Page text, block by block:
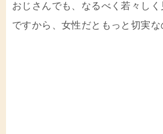
おじさんでも、なるべく若々し
ですから、女性だともっと切実な